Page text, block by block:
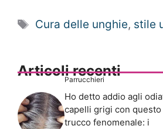
Tag
Cura delle unghie, stile
Articoli recenti
Parrucchieri
Ho detto addio agli
capelli grigi con questo
trucco fenomenale: i